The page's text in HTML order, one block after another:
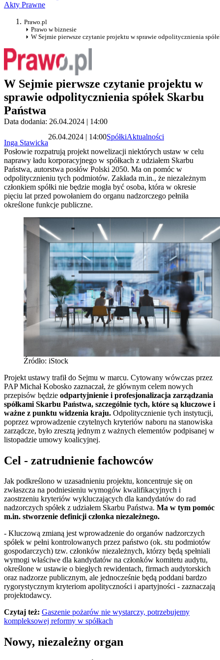
Akty Prawne
Prawo.pl
Prawo w biznesie
W Sejmie pierwsze czytanie projektu w sprawie odpolitycznienia
W Sejmie pierwsze czytanie projektu w
sprawie odpolitycznienia spółek Skarbu
Państwa
Data dodania: 26.04.2024 | 14:00
Inga Stawicka
26.04.2024 | 14:00SpółkiAktualności
Posłowie rozpatrują projekt nowelizacji niektórych ustaw w celu
naprawy ładu korporacyjnego w spółkach z udziałem Skarbu
Państwa, autorstwa posłów Polski 2050. Ma on pomóc w
odpolitycznieniu tych podmiotów. Zakłada m.in., że niezależnym
członkiem spółki nie będzie mogła być osoba, która w okresie
pięciu lat przed powołaniem do organu nadzorczego pełniła
określone funkcje publiczne.
Źródło: iStock
Projekt ustawy trafił do Sejmu w marcu. Cytowany wówczas przez
PAP Michał Kobosko zaznaczał, że głównym celem nowych
przepisów będzie odpartyjnienie i profesjonalizacja zarządzania
spółkami Skarbu Państwa, szczególnie tych, które są kluczowe i
ważne z punktu widzenia kraju. Odpolitycznienie tych instytucji,
poprzez wprowadzenie czytelnych kryteriów naboru na stanowiska
zarządcze, było zresztą jednym z ważnych elementów podpisanej w
listopadzie umowy koalicyjnej.
Cel - zatrudnienie fachowców
Jak podkreślono w uzasadnieniu projektu, koncentruje się on
zwłaszcza na podniesieniu wymogów kwalifikacyjnych i
zaostrzeniu kryteriów wykluczających dla kandydatów do rad
nadzorczych spółek z udziałem Skarbu Państwa. Ma w tym pomóc
m.in. stworzenie definicji członka niezależnego.
- Kluczową zmianą jest wprowadzenie do organów nadzorczych
spółek w pełni kontrolowanych przez państwo (ok. stu podmiotów
gospodarczych) tzw. członków niezależnych, którzy będą spełniali
wymogi właściwe dla kandydatów na członków komitetu audytu,
określone w ustawie o biegłych rewidentach, firmach audytorskich
oraz nadzorze publicznym, ale jednocześnie będą poddani bardzo
rygorystycznym kryteriom apolityczności i apartyjności - zaznaczają
projektodawcy.
Czytaj też: Gaszenie pożarów nie wystarczy, potrzebujemy
kompleksowej reformy w spółkach
Nowy, niezależny organ